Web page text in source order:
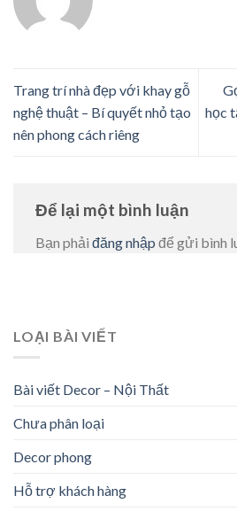
Trang trí nhà đẹp với khay gỗ
nghệ thuật – Bí quyết nhỏ tạo
nên phong cách riêng
học
Để lại một bình luận
Bạn phải đăng nhập để gửi bình
LOẠI BÀI VIẾT
Bài viết Decor – Nội Thất
Chưa phân loại
Decor phong
Hỗ trợ khách hàng